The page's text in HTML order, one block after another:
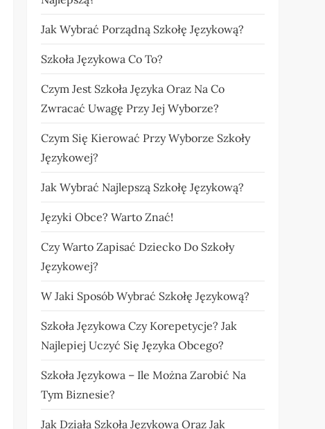
Jak Wybrać Porządną Szkołę Językową?
Szkoła Językowa Co To?
Czym Jest Szkoła Języka Oraz Na Co
Zwracać Uwagę Przy Jej Wyborze?
Czym Się Kierować Przy Wyborze Szkoły
Językowej?
Jak Wybrać Najlepszą Szkołę Językową?
Języki Obce? Warto Znać!
Czy Warto Zapisać Dziecko Do Szkoły
Językowej?
W Jaki Sposób Wybrać Szkołę Językową?
Szkoła Językowa Czy Korepetycje? Jak
Najlepiej Uczyć Się Języka Obcego?
Szkoła Językowa – Ile Można Zarobić Na
Tym Biznesie?
Jak Działa Szkoła Językowa Oraz Jak